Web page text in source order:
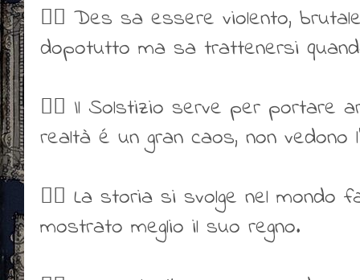
👍🏻 Des sa essere violento,
dopotutto ma sa trattenersi
👍🏻 Il Solstizio serve per portare
realtà é un gran caos, non vedono
👍🏻 La storia si svolge nel
mostrato meglio il suo regno.